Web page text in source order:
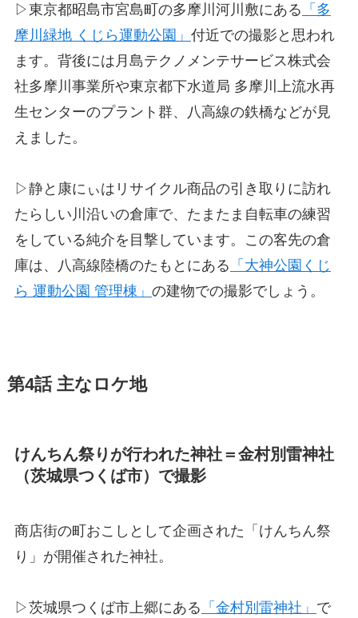
▷東京都昭島市宮島町の多摩川河川敷にある 「多
摩川緑地 くじら運動公園」 付近での撮影と思われ
ます。背後には月島テクノメンテサービス株式会
社多摩川事業所や東京都下水道局 多摩川上流水再
生センターのプラント群、八高線の鉄橋などが見
えました。
▷静と康にぃはリサイクル商品の引き取りに訪れ
たらしい川沿いの倉庫で、たまたま自転車の練習
をしている純介を目撃しています。この客先の倉
庫は、八高線陸橋のたもとにある 「大神公園くじ
ら 運動公園 管理棟」 の建物での撮影でしょう。
第4話 主なロケ地
けんちん祭りが行われた神社＝金村別雷神社
（茨城県つくば市）で撮影
商店街の町おこしとして企画された「けんちん祭
り」が開催された神社。
▷茨城県つくば市上郷にある 「金村別雷神社」 で